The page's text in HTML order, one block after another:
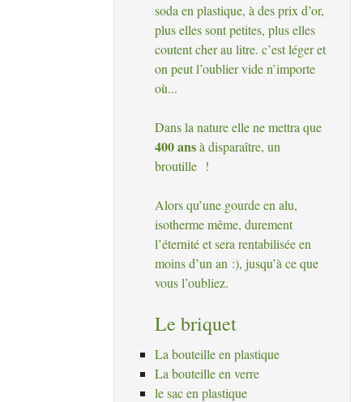
soda en plastique, à des prix d’or,
plus elles sont petites, plus elles
coutent cher au litre. c’est léger et
on peut l’oublier vide n’importe
où...
Dans la nature elle ne mettra que
400 ansà disparaître, un
broutille !
Alors qu’une gourde en alu,
isotherme même, durement
l’éternité et sera rentabilisée en
moins d’un an :), jusqu’à ce que
vous l’oubliez.
Le briquet
La bouteille en plastique
La bouteille en verre
le sac en plastique